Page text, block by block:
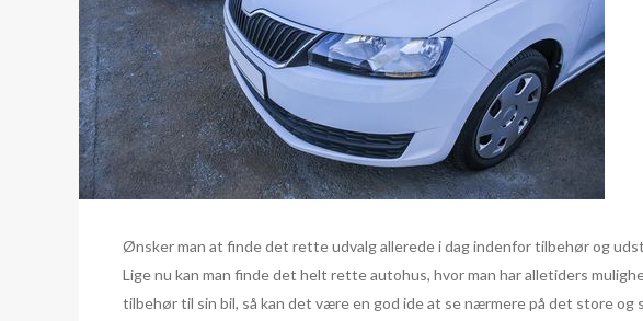
Ønsker man at finde det rette udvalg allerede i dag indenfor tilbehør og
Lige nu kan man finde det helt rette autohus, hvor man har alletiders
tilbehør til sin bil, så kan det være en god ide at se nærmere på det store